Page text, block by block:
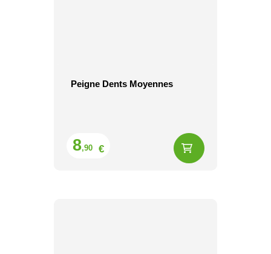
Peigne Dents Moyennes
8,90 €